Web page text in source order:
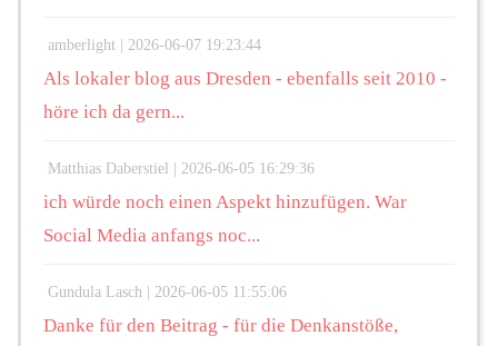
amberlight | 2026-06-07 19:23:44
Als lokaler blog aus Dresden - ebenfalls seit 2010 -
höre ich da gern...
Matthias Daberstiel | 2026-06-05 16:29:36
ich würde noch einen Aspekt hinzufügen. War
Social Media anfangs noc...
Gundula Lasch | 2026-06-05 11:55:06
Danke für den Beitrag - für die Denkanstöße,